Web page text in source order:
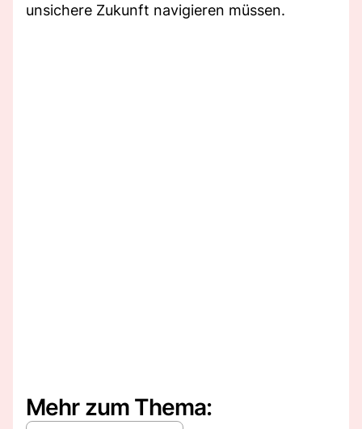
unsichere Zukunft navigieren müssen.
Mehr zum Thema: